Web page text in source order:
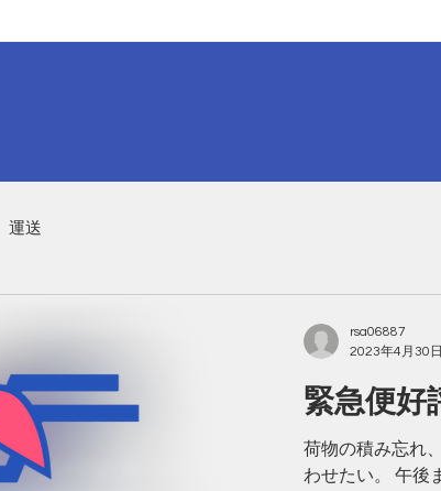
運送
緊急便好
荷物の積み忘れ
わせたい。 午後
rsa06887
2023年4月30日